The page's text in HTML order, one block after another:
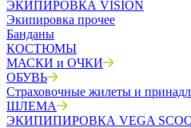
ЭКИПИРОВКА VISION
Экипировка прочее
Банданы
КОСТЮМЫ
МАСКИ и ОЧКИ
ОБУВЬ
Страховочные жилеты и
ШЛЕМА
ЭКИПИПИРОВКА VEGA